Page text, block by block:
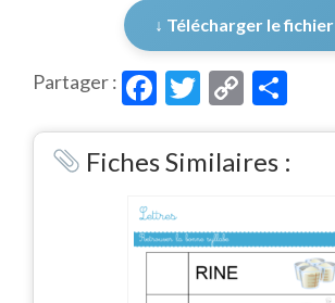
↓ Télécharger le fichier
Partager : Facebook
Twitter
Copy
Link
Fiches Similaires :